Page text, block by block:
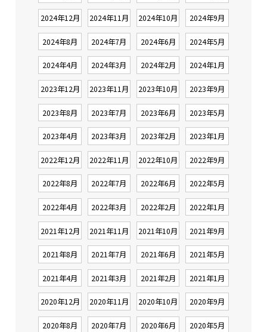
2024年12月 2024年11月 2024年10月 2024年9月
2024年8月 2024年7月 2024年6月 2024年5月
2024年4月 2024年3月 2024年2月 2024年1月
2023年12月 2023年11月 2023年10月 2023年9月
2023年8月 2023年7月 2023年6月 2023年5月
2023年4月 2023年3月 2023年2月 2023年1月
2022年12月 2022年11月 2022年10月 2022年9月
2022年8月 2022年7月 2022年6月 2022年5月
2022年4月 2022年3月 2022年2月 2022年1月
2021年12月 2021年11月 2021年10月 2021年9月
2021年8月 2021年7月 2021年6月 2021年5月
2021年4月 2021年3月 2021年2月 2021年1月
2020年12月 2020年11月 2020年10月 2020年9月
2020年8月 2020年7月 2020年6月 2020年5月